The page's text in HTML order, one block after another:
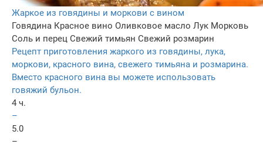
Жаркое из говядины и моркови с вином
Говядина Красное вино Оливковое масло Лук Морковь
Соль и перец Свежий тимьян Свежий розмарин
Рецепт приготовления жаркого из говядины, лука,
моркови, красного вина, свежего тимьяна и розмарина.
Вместо красного вина вы можете использовать
говяжий бульон.
4 ч.
–
5.0
–